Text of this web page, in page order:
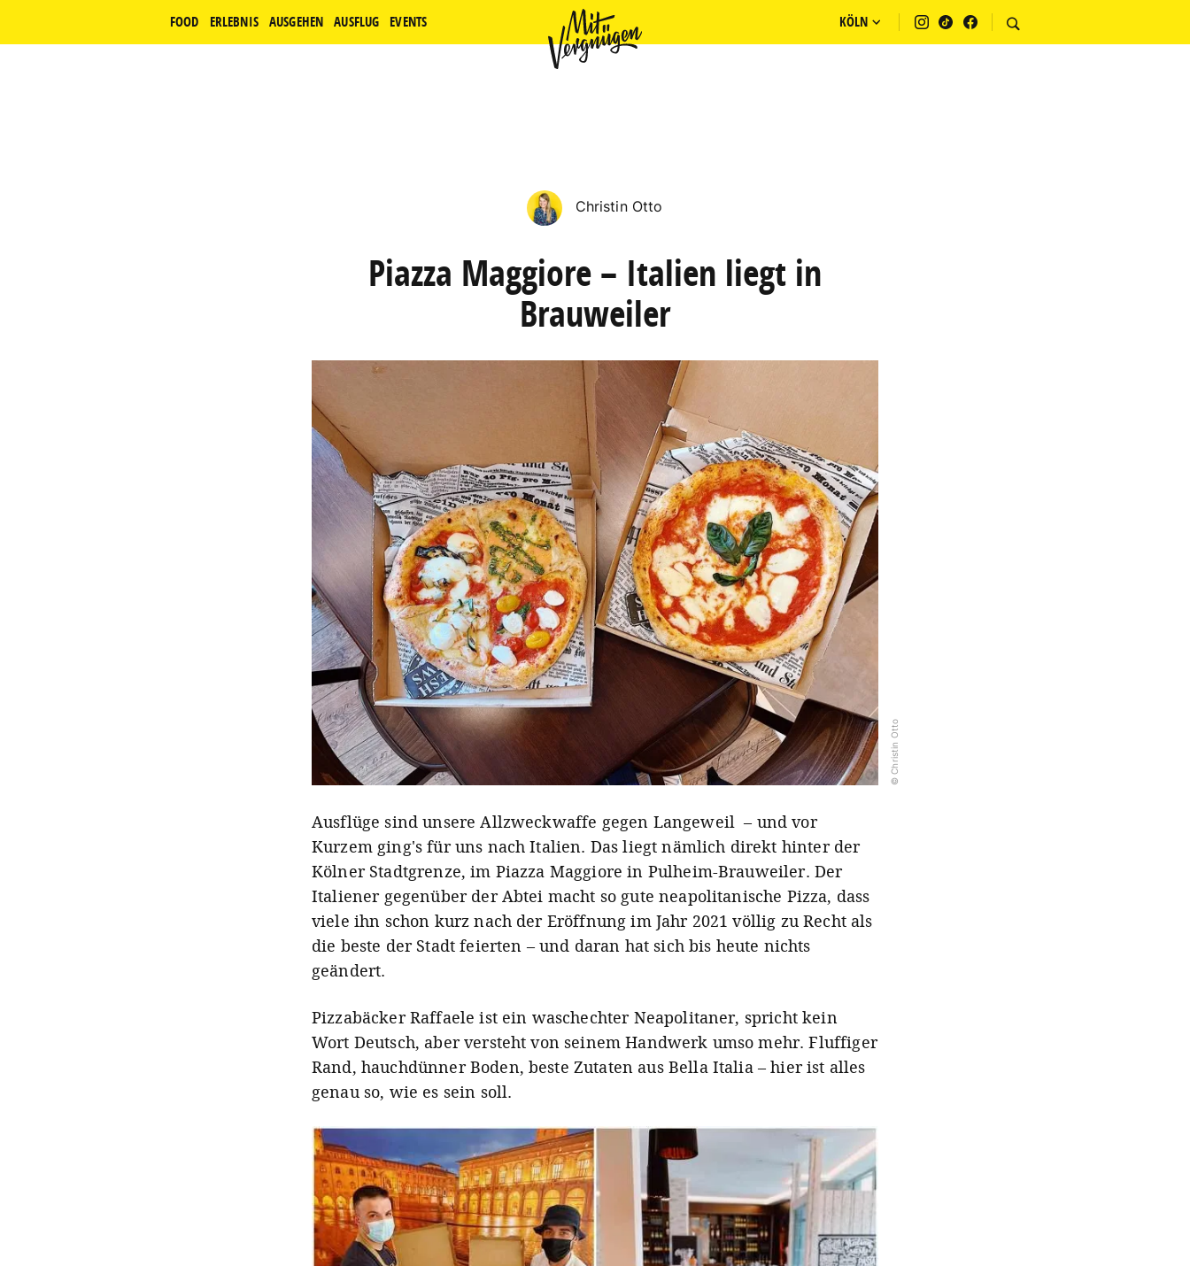
KÖLN
FOOD ERLEBNIS AUSGEHEN AUSFLUG EVENTS
Christin Otto
Piazza Maggiore – Italien liegt in
Brauweiler
© Christin Otto
Ausflüge sind unsere Allzweckwaffe gegen Langeweil – und vor
Kurzem ging's für uns nach Italien. Das liegt nämlich direkt hinter der
Kölner Stadtgrenze, im Piazza Maggiore in Pulheim-Brauweiler. Der
Italiener gegenüber der Abtei macht so gute neapolitanische Pizza, dass
viele ihn schon kurz nach der Eröffnung im Jahr 2021 völlig zu Recht als
die beste der Stadt feierten – und daran hat sich bis heute nichts
geändert.
Pizzabäcker Raffaele ist ein waschechter Neapolitaner, spricht kein
Wort Deutsch, aber versteht von seinem Handwerk umso mehr. Fluffiger
Rand, hauchdünner Boden, beste Zutaten aus Bella Italia – hier ist alles
genau so, wie es sein soll.